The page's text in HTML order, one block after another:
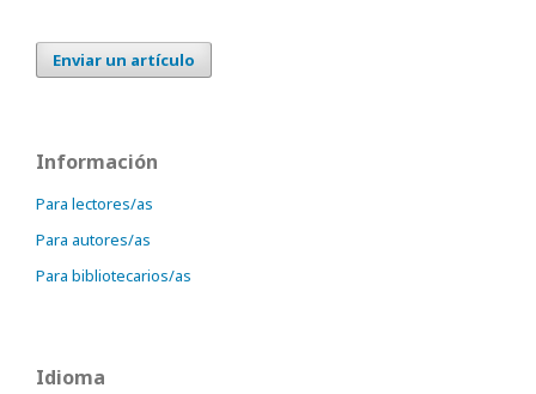
Enviar un artículo
Información
Para lectores/as
Para autores/as
Para bibliotecarios/as
Idioma